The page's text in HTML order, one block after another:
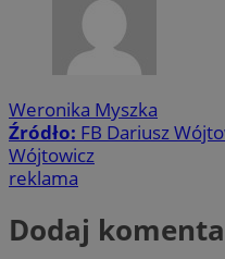
Weronika Myszka
Źródło: FB Dariusz
Wójtowicz
reklama
Dodaj